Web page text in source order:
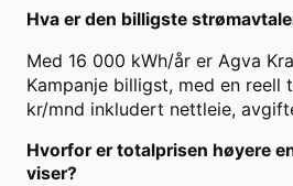
Hva er den billigste
Med 16 000 kWh/år er Agva
Kampanje billigst, med en reell
kr/mnd inkludert nettleie,
Hvorfor er totalprisen høyere
viser?